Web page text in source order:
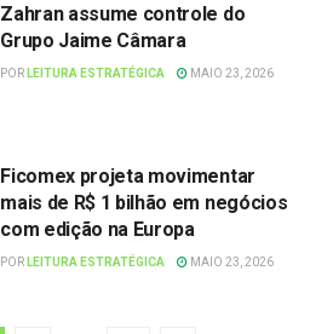
Zahran assume controle do
Grupo Jaime Câmara
POR LEITURA ESTRATÉGICA MAIO 23, 2026
Ficomex projeta movimentar
mais de R$ 1 bilhão em negócios
com edição na Europa
POR LEITURA ESTRATÉGICA MAIO 23, 2026